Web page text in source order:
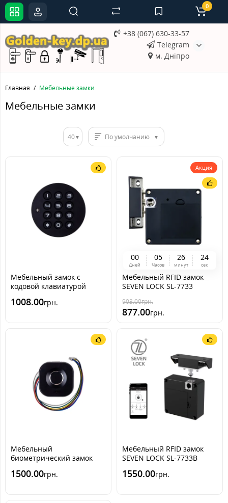
+38 (067) 630-33-57
Telegram
м. Дніпро
0
Главная Мебельные замки
Мебельные замки
40 По умолчанию
Мебельный замок с
кодовой клавиатурой
1008.00грн.
Акция
00
Дней
05
Часов
26
минут
24
сек
Мебельный RFID замок
SEVEN LOCK SL-7733
903.00грн.
877.00грн.
Мебельный
биометрический замок
1500.00грн.
Мебельный RFID замок
SEVEN LOCK SL-7733B
1550.00грн.